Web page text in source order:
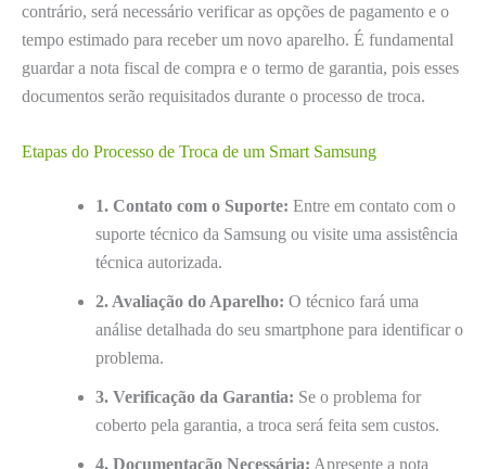
contrário, será necessário verificar as opções de pagamento e o
tempo estimado para receber um novo aparelho. É fundamental
guardar a nota fiscal de compra e o termo de garantia, pois esses
documentos serão requisitados durante o processo de troca.
Etapas do Processo de Troca de um Smart Samsung
1. Contato com o Suporte: Entre em contato com o
suporte técnico da Samsung ou visite uma assistência
técnica autorizada.
2. Avaliação do Aparelho: O técnico fará uma
análise detalhada do seu smartphone para identificar o
problema.
3. Verificação da Garantia: Se o problema for
coberto pela garantia, a troca será feita sem custos.
4. Documentação Necessária: Apresente a nota